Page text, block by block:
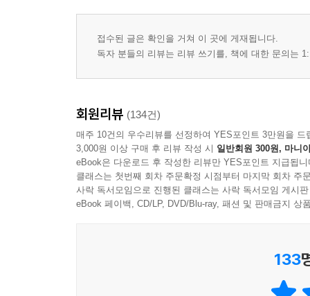
접수된 글은 확인을 거쳐 이 곳에 게재됩니다.
독자 분들의 리뷰는 리뷰 쓰기를, 책에 대한 문의는
회원리뷰 (134건)
매주 10건의 우수리뷰를 선정하여 YES포인트 3만원을 드
3,000원 이상 구매 후 리뷰 작성 시 일반회원 300원, 마니
eBook은 다운로드 후 작성한 리뷰만 YES포인트 지급됩니
클래스는 첫번째 회차 주문확정 시점부터 마지막 회차 주
사락 독서모임으로 진행된 클래스는 사락 독서모임 게시
eBook 페이백, CD/LP, DVD/Blu-ray, 패션 및 판매금지 상
133